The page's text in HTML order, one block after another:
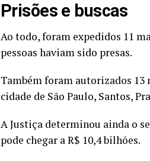
Prisões e buscas
Ao todo, foram expedidos 11
pessoas haviam sido presas.
Também foram autorizados 13
cidade de São Paulo, Santos,
A Justiça determinou ainda o
pode chegar a R$ 10,4 bilhões.